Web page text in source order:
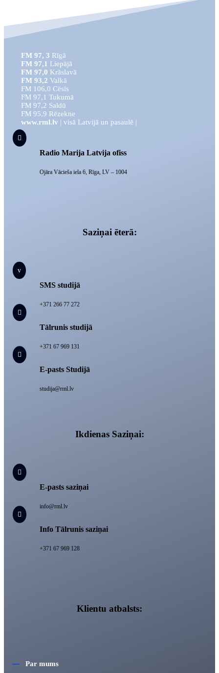
FM 97, 3 Rīgā
FM 97,1 Liepājā
FM 97,0 Krāslavā
FM 93,2Valkā
FM 106,0 Cēsīs
FM 97,1 Tukumā
FM 97,2 Saldū
FM 95,9 Rēzekne
www.rml.lv | visā Latvijā un pasaulē |

Radio Marija Latvija ofiss
Ojāra Vācieša iela 6, Rīga, LV – 1004
Saziņai ēterā:
v
SMS studijā
+371 266 77 272

Tālrunis studijā
+371 67 969 131

E-pasts Studijā
studija@rml.lv
Ikdienas Saziņai:

E-pasts saziņai
info@rml.lv

Info Tālrunis saziņai
+371 67 969 128
Klientu atbalsts:
Par mums